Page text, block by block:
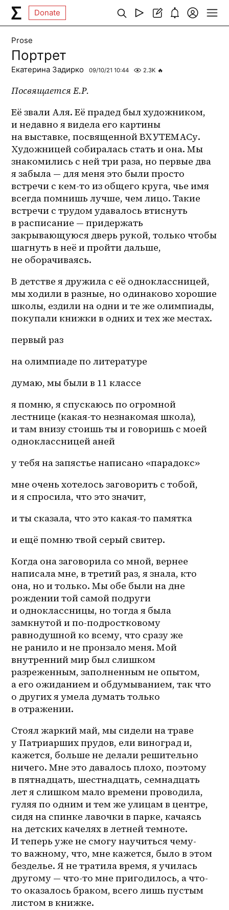
Donate
Prose
Портрет
Екатерина Задирко 09/10/21 10:44 2.3K 🔥
Посвящается Е.Р.
Её звали Аля. Её прадед был художником,
и недавно я видела его картины
на выставке, посвященной ВХУТЕМАСу.
Художницей собиралась стать и она. Мы
знакомились с ней три раза, но первые два
я забыла — для меня это были просто
встречи с кем-то из общего круга, чье имя
всегда помнишь лучше, чем лицо. Такие
встречи с трудом удавалось втиснуть
в расписание — придержать
закрывающуюся дверь рукой, только чтобы
шагнуть в неё и пройти дальше,
не оборачиваясь.
В детстве я дружила с её одноклассницей,
мы ходили в разные, но одинаково хорошие
школы, ездили на одни и те же олимпиады,
покупали книжки в одних и тех же местах.
первый раз
на олимпиаде по литературе
думаю, мы были в 11 классе
я помню, я спускаюсь по огромной
лестнице (какая-то незнакомая школа),
и там внизу стоишь ты и говоришь с моей
одноклассницей аней
у тебя на запястье написано «парадокс»
мне очень хотелось заговорить с тобой,
и я спросила, что это значит,
и ты сказала, что это какая-то памятка
и ещё помню твой серый свитер.
Когда она заговорила со мной, вернее
написала мне, в третий раз, я знала, кто
она, но и только. Мы обе были на дне
рождении той самой подруги
и одноклассницы, но тогда я была
замкнутой и по-подростковому
равнодушной ко всему, что сразу же
не ранило и не пронзало меня. Мой
внутренний мир был слишком
разреженным, заполненным не опытом,
а его ожиданием и обдумыванием, так что
о других я умела думать только
в отражении.
Стоял жаркий май, мы сидели на траве
у Патриарших прудов, ели виноград и,
кажется, больше не делали решительно
ничего. Мне это давалось плохо, поэтому
в пятнадцать, шестнадцать, семнадцать
лет я слишком мало времени проводила,
гуляя по одним и тем же улицам в центре,
сидя на спинке лавочки в парке, качаясь
на детских качелях в летней темноте.
И теперь уже не смогу научиться чему-
то важному, что, мне кажется, было в этом
безделье. Я не тратила время, я училась
другому — что-то мне пригодилось, а что-
то оказалось браком, всего лишь пустым
листом в книжке.